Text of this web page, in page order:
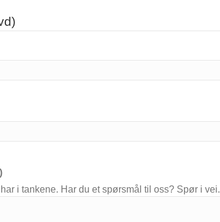
i tankene. Har du et spørsmål til oss? Spør i vei.